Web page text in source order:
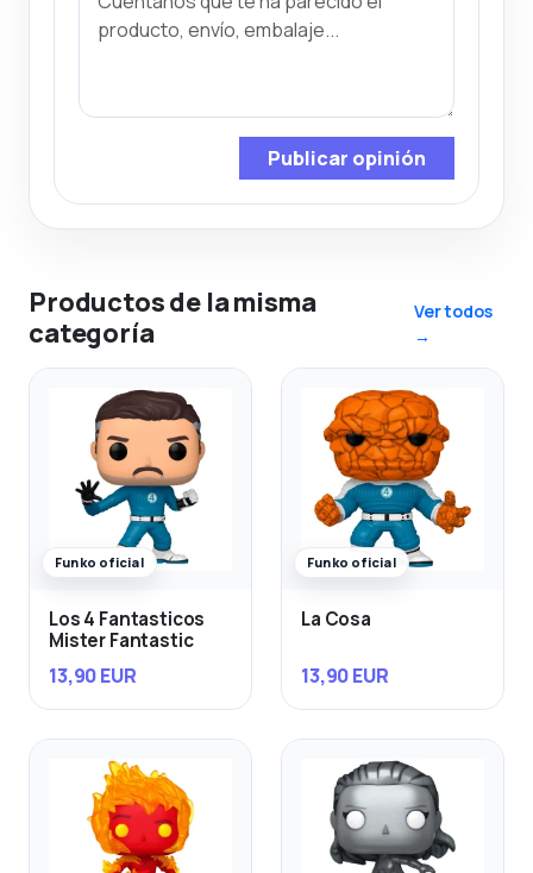
Publicar opinión
Productos de la misma
categoría
Ver todos
→
Funko oficial
Los 4 Fantasticos
Mister Fantastic
13,90 EUR
Funko oficial
La Cosa
13,90 EUR